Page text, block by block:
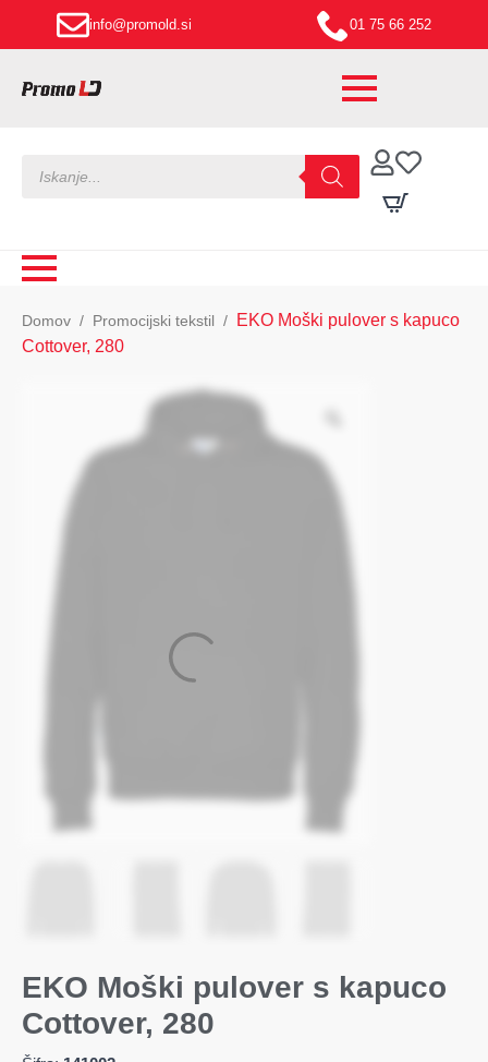
info@promold.si 01 75 66 252
search
Domov Promocijski tekstil
EKO Moški pulover s kapuco
Cottover, 280
EKO Moški pulover s kapuco
Cottover, 280